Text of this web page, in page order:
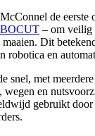
de eerste
– om veilig
Dit
robotica en
snel, met
wegen en
gebruikt door